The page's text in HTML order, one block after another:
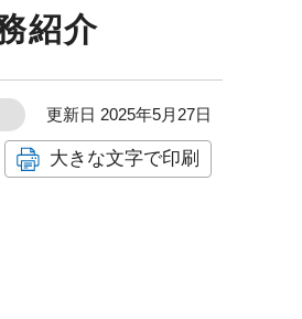
紹介
更新日 2025年5月27日
大きな文字で印刷